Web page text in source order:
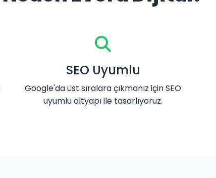
SEO Uyumlu
Google'da üst sıralara çıkmanız için SEO
uyumlu altyapı ile tasarlıyoruz.